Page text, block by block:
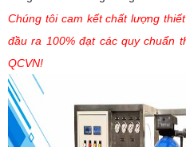
Chúng tôi cam kết chất lượng
đầu ra 100% đạt các quy chuẩn
QCVN!